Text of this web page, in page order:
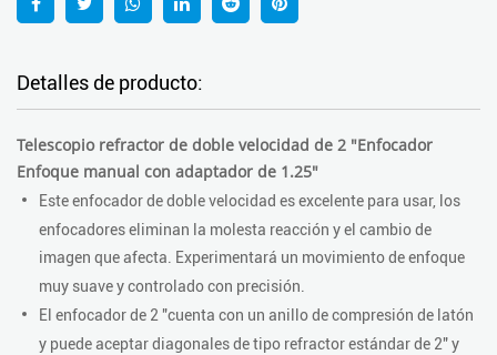
Detalles de producto:
Telescopio refractor de doble velocidad de 2 "Enfocador
Enfoque manual con adaptador de 1.25"
Este enfocador de doble velocidad es excelente para usar, los
enfocadores eliminan la molesta reacción y el cambio de
imagen que afecta. Experimentará un movimiento de enfoque
muy suave y controlado con precisión.
El enfocador de 2 "cuenta con un anillo de compresión de latón
y puede aceptar diagonales de tipo refractor estándar de 2" y